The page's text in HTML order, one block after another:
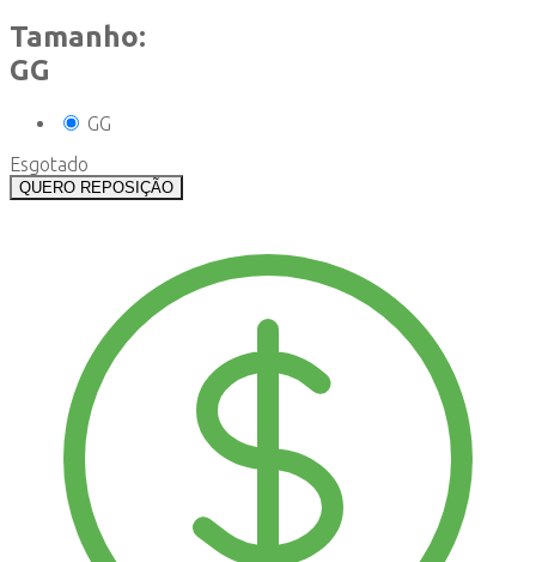
Tamanho:
GG
GG
Esgotado
QUERO REPOSIÇÃO